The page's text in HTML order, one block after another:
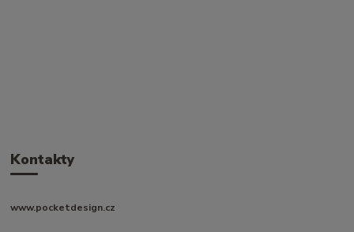
Kontakty
www.pocketdesign.cz